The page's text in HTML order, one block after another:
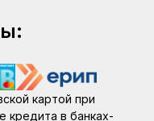
картой при
кредита в банках-